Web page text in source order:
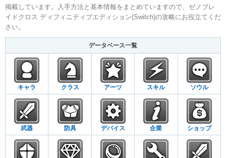
掲載しています。入手方法と基本情報をまとめていますので、ゼノブレ
イドクロス ディフィニティブエディション(Switch)の攻略にお役立てくだ
さい。
データベース一覧
キャラ クラス アーツ スキル ソウル
武器 防具 デバイス 企業 ショップ